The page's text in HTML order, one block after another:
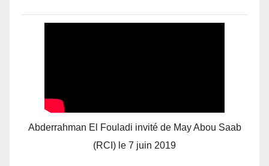
Abderrahman El Fouladi invité de May Abou Saab
(RCI) le 7 juin 2019